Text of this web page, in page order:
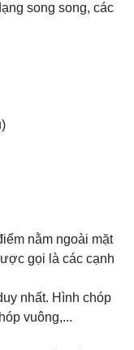
song song, các
nằm ngoài mặt
gọi là các cạnh
nhất. Hình chóp
vuông,...